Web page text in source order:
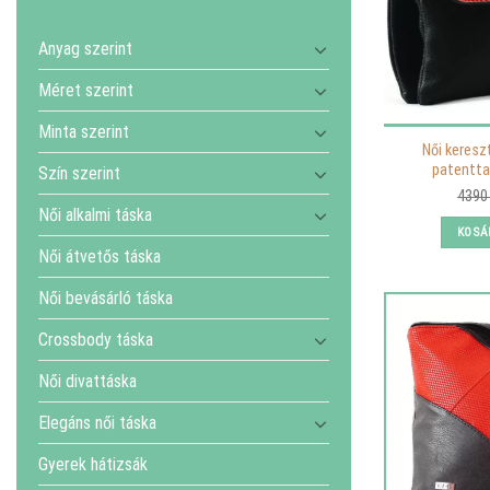
Anyag szerint
Méret szerint
Minta szerint
Szín szerint
Női alkalmi táska
Női átvetős táska
Női bevásárló táska
Crossbody táska
Női divattáska
Elegáns női táska
Gyerek hátizsák
Női